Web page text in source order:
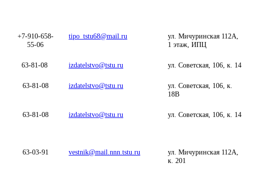
+7-910-658-
55-06
tipo_tstu68@mail.ru
ул. Мичуринская 112А,
1 этаж, ИПЦ
63-81-08 izdatelstvo@tstu.ru ул. Советская, 106, к. 14
63-81-08 izdatelstvo@tstu.ru
ул. Советская, 106, к.
18В
63-81-08 izdatelstvo@tstu.ru ул. Советская, 106, к. 14
63-03-91 vestnik@mail.nnn.tstu.ru
ул. Мичуринская 112А,
к. 201